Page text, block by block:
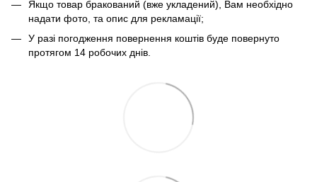
Якщо товар бракований (вже укладений), Вам необхідно
надати фото, та опис для рекламації;
У разі погодження повернення коштів буде повернуто
протягом 14 робочих днів.